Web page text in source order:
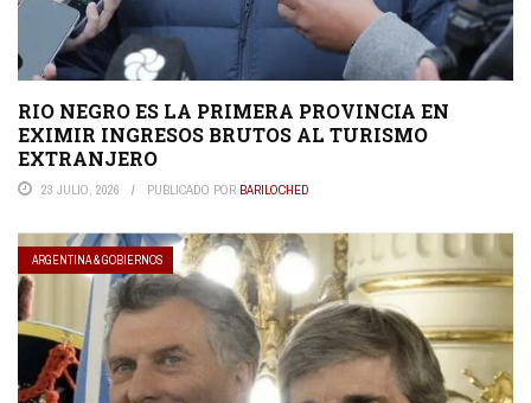
RIO NEGRO ES LA PRIMERA PROVINCIA EN
EXIMIR INGRESOS BRUTOS AL TURISMO
EXTRANJERO
23 JULIO, 2026 PUBLICADO POR BARILOCHED
ARGENTINA & GOBIERNOS